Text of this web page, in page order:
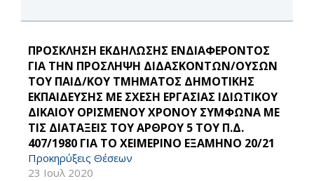
ΠΡΟΣΚΛΗΣΗ ΕΚΔΗΛΩΣΗΣ ΕΝΔΙΑΦΕΡΟΝΤΟΣ
ΓΙΑ ΤΗΝ ΠΡΟΣΛΗΨΗ ΔΙΔΑΣΚΟΝΤΩΝ/ΟΥΣΩΝ
ΤΟΥ ΠΑΙΔ/ΚΟΥ ΤΜΗΜΑΤΟΣ ΔΗΜΟΤΙΚΗΣ
ΕΚΠΑΙΔΕΥΣΗΣ ΜΕ ΣΧΕΣΗ ΕΡΓΑΣΙΑΣ ΙΔΙΩΤΙΚΟΥ
ΔΙΚΑΙΟΥ ΟΡΙΣΜΕΝΟΥ ΧΡΟΝΟΥ ΣΥΜΦΩΝΑ ΜΕ
ΤΙΣ ΔΙΑΤΑΞΕΙΣ ΤΟΥ ΑΡΘΡΟΥ 5 ΤΟΥ Π.Δ.
407/1980 ΓΙΑ ΤΟ ΧΕΙΜΕΡΙΝΟ ΕΞΑΜΗΝΟ 20/21
Προκηρύξεις Θέσεων
23 Ιουλ 2020